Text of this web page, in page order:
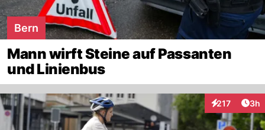
Bern
Mann wirft Steine auf Passanten
und Linienbus
217
Interaktionen
3h